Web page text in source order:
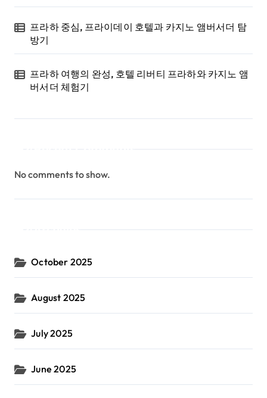
프라하 중심, 프라이데이 호텔과 카지노 앰버서더 탐
방기
프라하 여행의 완성, 호텔 리버티 프라하와 카지노 앰
버서더 체험기
No comments to show.
October 2025
August 2025
July 2025
June 2025